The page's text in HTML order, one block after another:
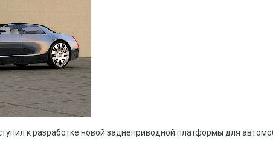
к разработке новой заднеприводной платформы для